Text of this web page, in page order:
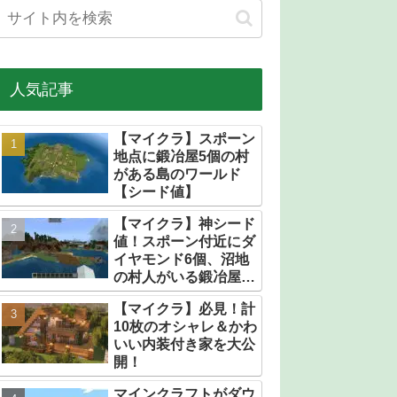
人気記事
【マイクラ】スポーン
地点に鍛冶屋5個の村
がある島のワールド
【シード値】
【マイクラ】神シード
値！スポーン付近にダ
イヤモンド6個、沼地
の村人がいる鍛冶屋だ
らけの村【統合版】
【マイクラ】必見！計
10枚のオシャレ＆かわ
いい内装付き家を大公
開！
マインクラフトがダウ